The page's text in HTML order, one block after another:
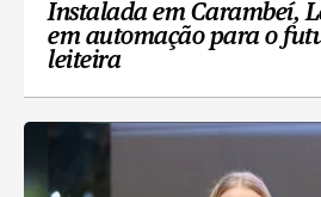
Instalada em Carambeí,
em automação para o
leiteira